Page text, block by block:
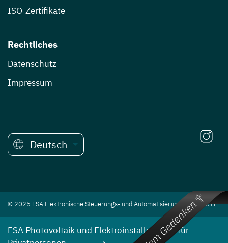
ISO-Zertifikate
Rechtliches
Datenschutz
Impressum
Deutsch
© 2026 ESA Elektronische Steuerungs- und Automatisierungs Ges.m.b.H.
ESA Photovoltaik und Elektroinstallationen für